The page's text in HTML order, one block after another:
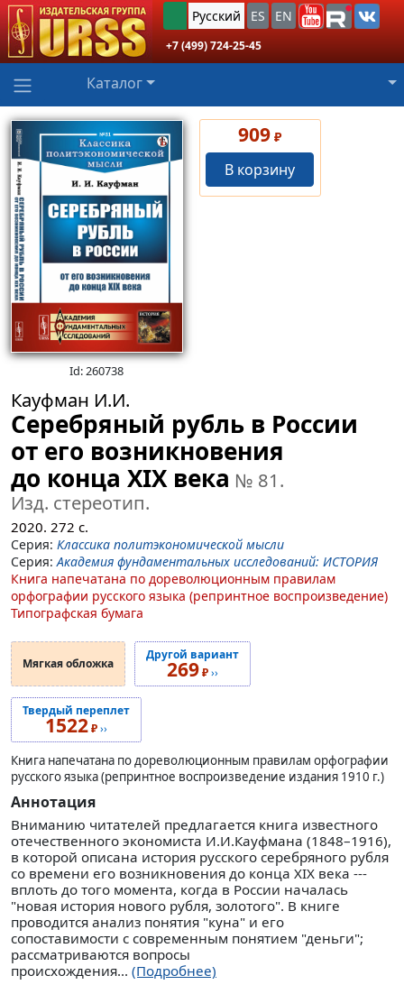
Русский ES EN
+7 (499) 724-25-45
Каталог
Id: 260738
909 ₽
В корзину
Кауфман И.И.
Серебряный рубль в России
от его возникновения
до конца XIX века № 81.
Изд. стереотип.
2020. 272 с.
Серия: Классика политэкономической мысли
Серия:Академия фундаментальных исследований: ИСТОРИЯ
Книга напечатана по дореволюционным правилам
орфографии русского языка (репринтное воспроизведение)
Типографская бумага
Мягкая обложка
Другой вариант
269₽››
Твердый переплет
1522₽››
Книга напечатана по дореволюционным правилам орфографии
русского языка (репринтное воспроизведение издания 1910 г.)
Аннотация
Вниманию читателей предлагается книга известного
отечественного экономиста И.И.Кауфмана (1848–1916),
в которой описана история русского серебряного рубля
со времени его возникновения до конца XIX века ---
вплоть до того момента, когда в России началась
"новая история нового рубля, золотого". В книге
проводится анализ понятия "куна" и его
сопоставимости с современным понятием "деньги";
рассматриваются вопросы
происхождения... (Подробнее)